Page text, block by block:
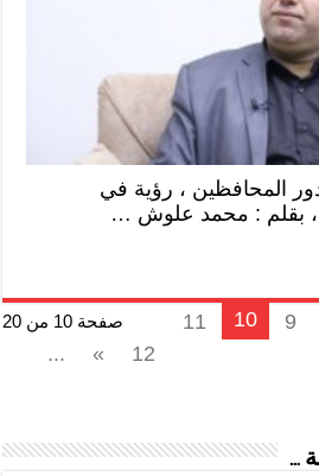
المحافظين ، رؤية في
، بقلم : محمد علوش …
صفحة 10 من 20 9
10
11
12
»
...